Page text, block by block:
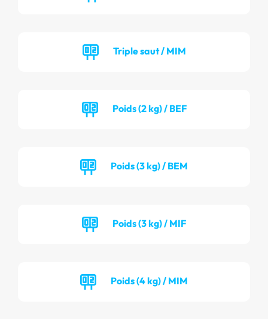
Triple saut / MIM
Poids (2 kg) / BEF
Poids (3 kg) / BEM
Poids (3 kg) / MIF
Poids (4 kg) / MIM